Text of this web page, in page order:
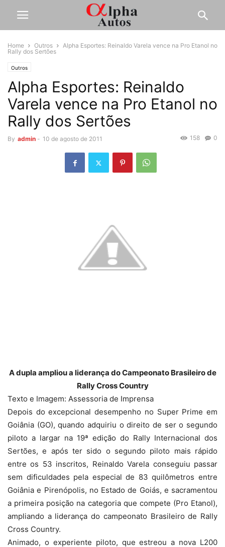
Home Outros
Alpha Esportes: Reinaldo Varela vence na Pro Etanol no
Rally dos Sertões
Outros
Alpha Esportes: Reinaldo
Varela vence na Pro Etanol no
Rally dos Sertões
By admin - 10 de agosto de 2011 0
158
A dupla ampliou a liderança do Campeonato Brasileiro de
Rally Cross Country
Texto e Imagem: Assessoria de Imprensa
Depois do excepcional desempenho no Super Prime em
Goiânia (GO), quando adquiriu o direito de ser o segundo
piloto a largar na 19ª edição do Rally Internacional dos
Sertões, e após ter sido o segundo piloto mais rápido
entre os 53 inscritos, Reinaldo Varela conseguiu passar
sem dificuldades pela especial de 83 quilômetros entre
Goiânia e Pirenópolis, no Estado de Goiás, e sacramentou
a primeira posição na categoria que compete (Pro Etanol),
ampliando a liderança do campeonato Brasileiro de Rally
Cross Country.
Animado, o experiente piloto, que estreou a nova L200